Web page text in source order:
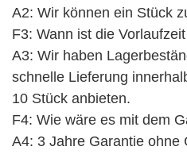
A2: Wir können ein Stück
F3: Wann ist die
A3: Wir haben
schnelle Lieferung
10 Stück anbieten.
F4: Wie wäre es mit dem
A4: 3 Jahre Garantie ohne